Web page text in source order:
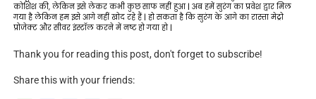
कोशिश की, लेकिन इसे लेकर कभी कुछ साफ नहीं हुआ | अब हमें सुरंग का प्रवेश द्वार मिल
गया है लेकिन हम इसे आगे नहीं खोद रहे हैं | हो सकता है कि सुरंग के आगे का रास्ता मेट्रो
प्रोजेक्ट और सीवर इंस्टॉल करने में नष्ट हो गया हो |
Thank you for reading this post, don't forget to subscribe!
Share this with your friends: